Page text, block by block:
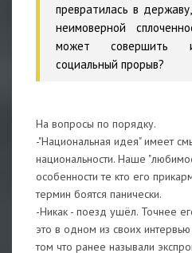
превратилась в
неимоверной
может совершить
социальный прорыв?
На вопросы по порядку.
-"Национальная идея" имеет
национальности. Наше
особенности те кто его
термин боятся панически.
-Никак - поезд ушёл. Точнее
это в одном из своих
том что ранее называли